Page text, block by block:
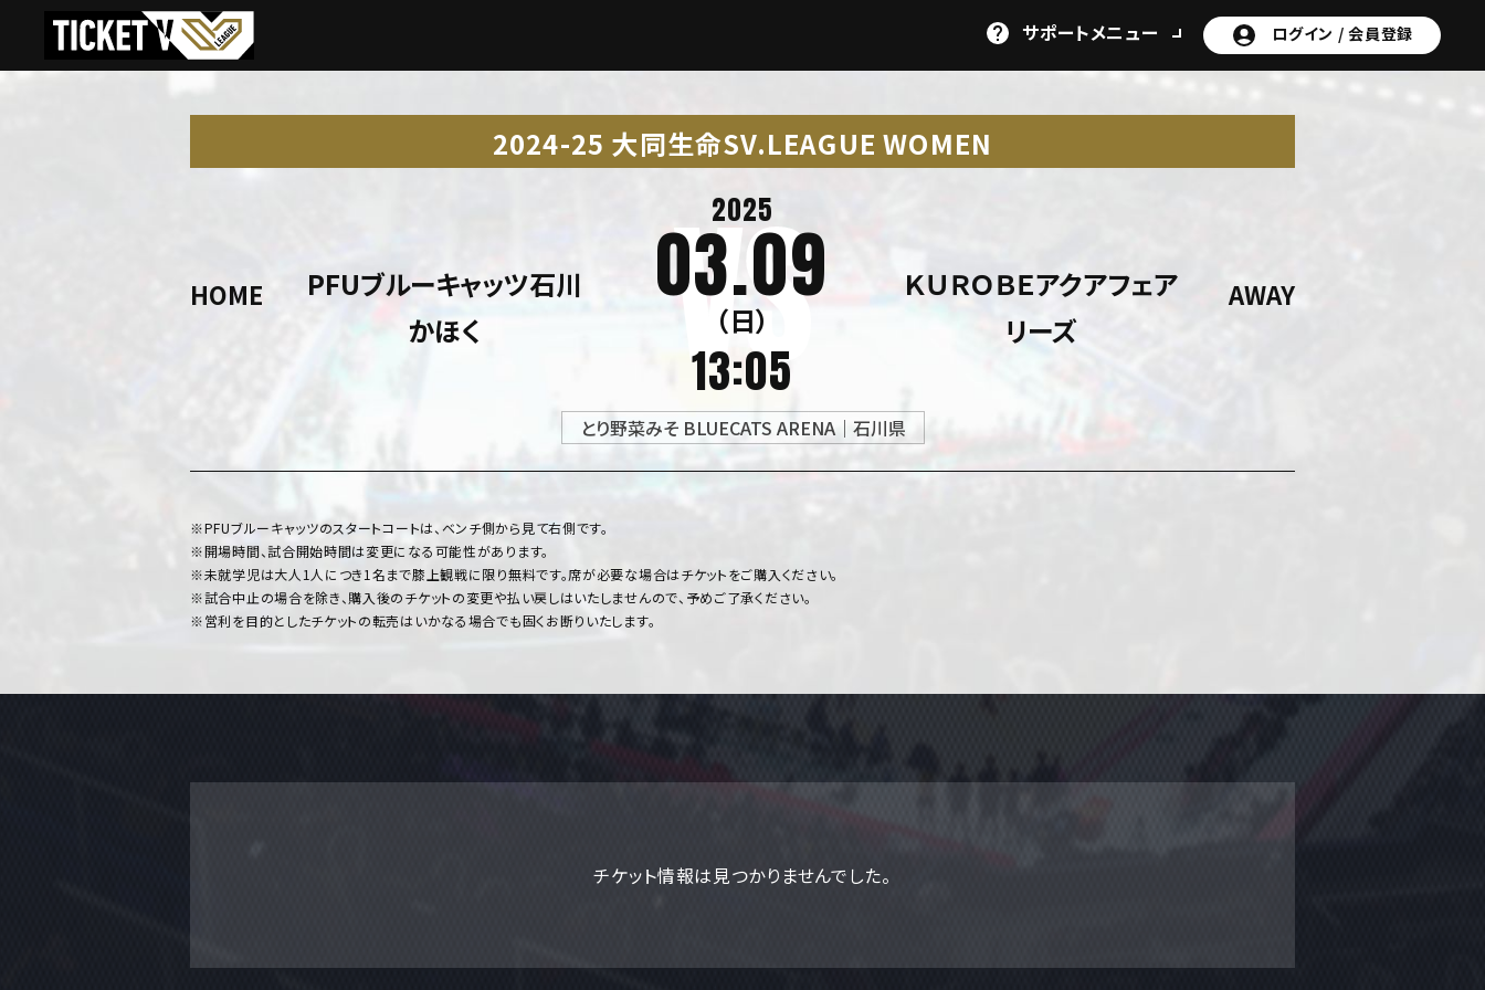
サポートメニュー ログイン /会員登録
2024-25 大同生命SV.LEAGUE WOMEN
HOME
PFUブルーキャッツ石川
かほく
2025
03.09
（日）
13:05
AWAY
ＫＵＲＯＢＥアクアフェア
リーズ
とり野菜みそ BLUECATS ARENA｜石川県
※PFUブルーキャッツのスタートコートは、ベンチ側から見て右側です。
※開場時間、試合開始時間は変更になる可能性があります。
※未就学児は大人1人につき1名まで膝上観戦に限り無料です。席が必要な場合はチケットをご購入ください。
※試合中止の場合を除き、購入後のチケットの変更や払い戻しはいたしませんので、予めご了承ください。
※営利を目的としたチケットの転売はいかなる場合でも固くお断りいたします。
チケット情報は見つかりませんでした。